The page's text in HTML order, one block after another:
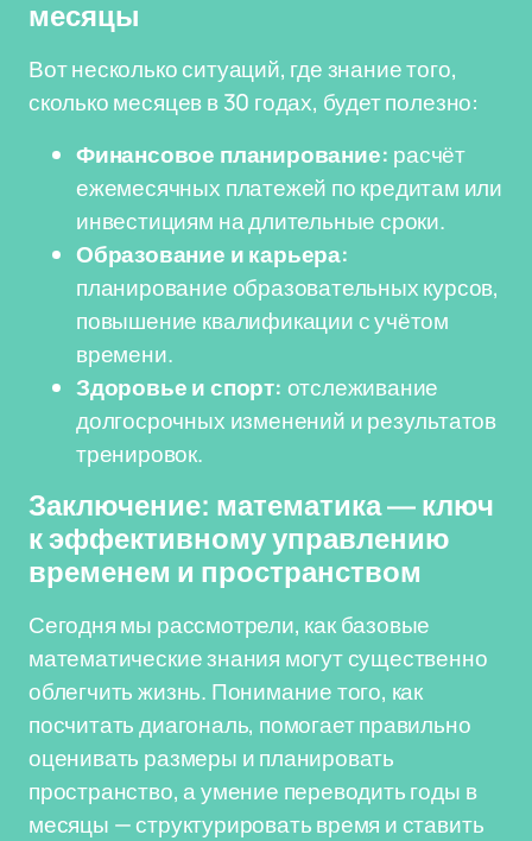
месяцы
Вот несколько ситуаций, где знание того,
сколько месяцев в 30 годах, будет полезно:
Финансовое планирование: расчёт
ежемесячных платежей по кредитам или
инвестициям на длительные сроки.
Образование и карьера:
планирование образовательных курсов,
повышение квалификации с учётом
времени.
Здоровье и спорт: отслеживание
долгосрочных изменений и результатов
тренировок.
Заключение: математика — ключ
к эффективному управлению
временем и пространством
Сегодня мы рассмотрели, как базовые
математические знания могут существенно
облегчить жизнь. Понимание того, как
посчитать диагональ, помогает правильно
оценивать размеры и планировать
пространство, а умение переводить годы в
месяцы — структурировать время и ставить